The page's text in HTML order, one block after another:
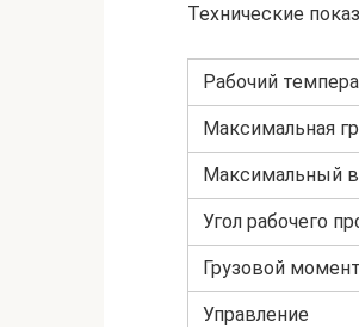
Технические
Рабочий
Максимальная
Максимальный
Угол рабочего
Грузовой момент
Управление